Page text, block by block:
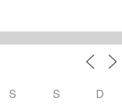
S S D